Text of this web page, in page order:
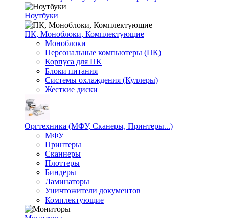
Ноутбуки
ПК, Моноблоки, Комплектующие
Моноблоки
Персональные компьютеры (ПК)
Корпуса для ПК
Блоки питания
Системы охлаждения (Куллеры)
Жесткие диски
Оргтехника (МФУ, Сканеры, Принтеры...)
МФУ
Принтеры
Сканнеры
Плоттеры
Биндеры
Ламинаторы
Уничтожители документов
Комплектующие